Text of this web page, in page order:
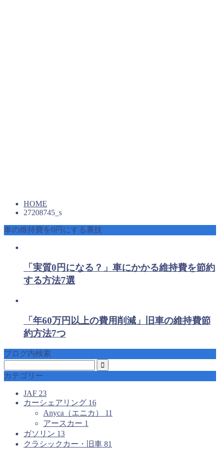
HOME
27208745_s
車の維持費を0円にする裏技
「実質0円になる？」車にかかる維持費を節約
する方法7選
「年60万円以上の費用削減」旧車の維持費節
約方法7つ
ブログ内検索
カテゴリー
JAF 23
カーシェアリング 16
Anyca（エニカ） 11
アースカー 1
ガソリン 13
クラシックカー・旧車 81